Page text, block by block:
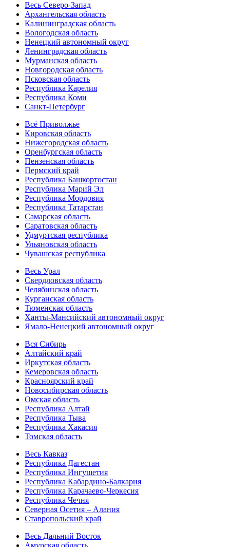
Весь Северо-Запад
Архангельская область
Калининградская область
Вологодская область
Ненецкий автономный округ
Ленинградская область
Мурманская область
Новгородская область
Псковская область
Республика Карелия
Республика Коми
Санкт-Петербург
Всё Приволжье
Кировская область
Нижегородская область
Оренбургская область
Пензенская область
Пермский край
Республика Башкортостан
Республика Марий Эл
Республика Мордовия
Республика Татарстан
Самарская область
Саратовская область
Удмуртская республика
Ульяновская область
Чувашская республика
Весь Урал
Свердловская область
Челябинская область
Курганская область
Тюменская область
Ханты-Мансийский автономный округ
Ямало-Ненецкий автономный округ
Вся Сибирь
Алтайский край
Иркутская область
Кемеровская область
Красноярский край
Новосибирская область
Омская область
Республика Алтай
Республика Тыва
Республика Хакасия
Томская область
Весь Кавказ
Республика Дагестан
Республика Ингушетия
Республика Кабардино-Балкария
Республика Карачаево-Черкесия
Республика Чечня
Северная Осетия – Алания
Ставропольский край
Весь Дальний Восток
Амурская область